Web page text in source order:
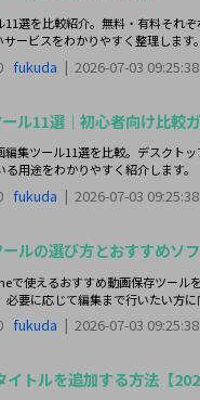
選を比較紹介。無料・有料それぞ
ービスをわかりやすく整理します。
fukuda | 2026-07-03 09:25:38
ル11選｜初心者向け比較
集ツール11選を比較。デスクト
用途をわかりやすく紹介します。
fukuda | 2026-07-03 09:25:38
ルの選び方とおすすめソ
で使えるおすすめ動画保存ツール
要に応じて編集まで行いたい方
fukuda | 2026-07-03 09:25:38
トルを追加する方法【